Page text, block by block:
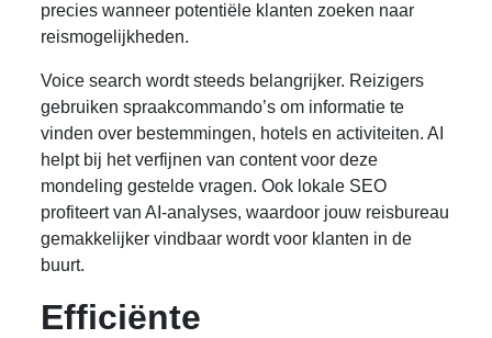
precies wanneer potentiële klanten zoeken naar
reismogelijkheden.
Voice search wordt steeds belangrijker. Reizigers
gebruiken spraakcommando’s om informatie te
vinden over bestemmingen, hotels en activiteiten. AI
helpt bij het verfijnen van content voor deze
mondeling gestelde vragen. Ook lokale SEO
profiteert van AI-analyses, waardoor jouw reisbureau
gemakkelijker vindbaar wordt voor klanten in de
buurt.
Efficiënte